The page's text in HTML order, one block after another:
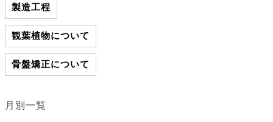
製造工程
観葉植物について
骨盤矯正について
月別一覧